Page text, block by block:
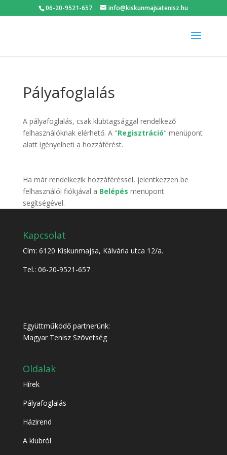
06-20-9521-657 info@kiskunmajsatenisz.hu
Pályafoglalás
A pályafoglalás, csak klubtagsággal rendelkező
felhasználóknak elérhető. A "Regisztráció" menüpont
alatt igényelheti a hozzáférést.
Ha már rendelkezik hozzáféréssel, jelentkezzen be
felhasználói fiókjával a Belépés menüpont
segítségével.
Kapcsolat
Cím: 6120 Kiskunmajsa, Kálvária utca 12/a.
Tel.: 06-20-9521-657
Együttműködő partnerünk:
Magyar Tenisz Szövetség
Oldalak
Hírek
Pályafoglalás
Házirend
A klubról